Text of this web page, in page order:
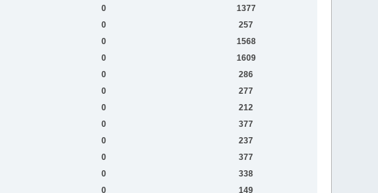
0
1377
0
257
0
1568
0
1609
0
286
0
277
0
212
0
377
0
237
0
377
0
338
0
149